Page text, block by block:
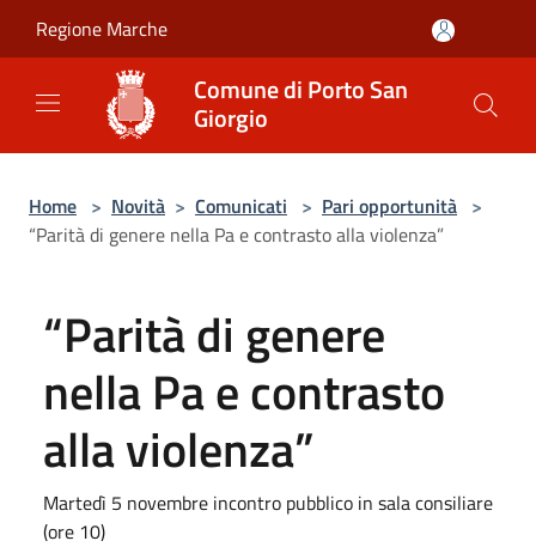
Regione Marche
Comune di Porto San
Giorgio
Home > Novità > Comunicati > Pari opportunità >
“Parità di genere nella Pa e contrasto alla violenza”
“Parità di genere
nella Pa e contrasto
alla violenza”
Martedì 5 novembre incontro pubblico in sala consiliare
(ore 10)